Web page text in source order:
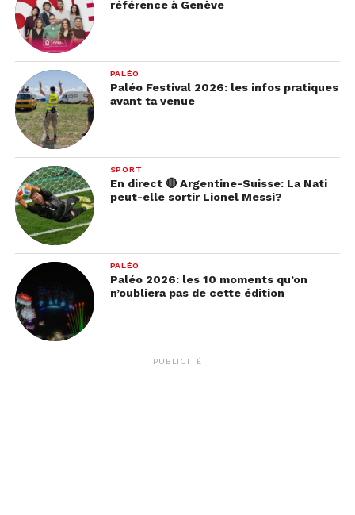
référence à Genève
PALÉO
Paléo Festival 2026: les infos pratiques
avant ta venue
SPORT
En direct 🔴 Argentine-Suisse: La Nati
peut-elle sortir Lionel Messi?
PALÉO
Paléo 2026: les 10 moments qu’on
n’oubliera pas de cette édition
PUBLICITÉ